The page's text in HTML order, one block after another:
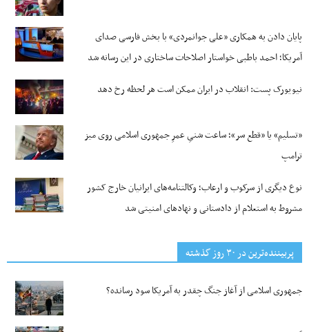
پایان دادن به همکاری «علی جوانمردی» با بخش فارسی صدای
آمریکا؛ احمد باطبی خواستار اصلاحات ساختاری در این رسانه شد
نیویورک پست: انقلاب در ایران ممکن است هر لحظه رخ دهد
«تسلیم» یا «قطع سر»؛ ساعت شنیِ عمرِ جمهوری اسلامی روی میز
ترامپ
نوع دیگری از سرکوب و ارعاب؛ وکالتنامه‌های ایرانیان خارج کشور
مشروط به استعلام از دادستانی و نهادهای امنیتی شد
پربیننده‌ترین‌ در ۳۰ روز گذشته
جمهوری اسلامی از آغاز جنگ چقدر به آمریکا سود رسانده؟